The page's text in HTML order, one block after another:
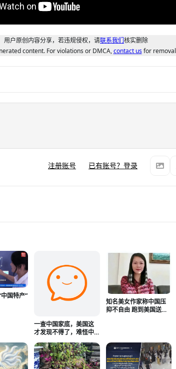
用户原创内容分享，若违规侵权，请联系我们核实删除
content. For violations or DMCA,contact usfor removal
注册账号 已有账号？登录
国特产”
一查中国家底，美国这
才发现不得了，难怪中
知名美女作家称中国压
抑不自由 跑到美国送外